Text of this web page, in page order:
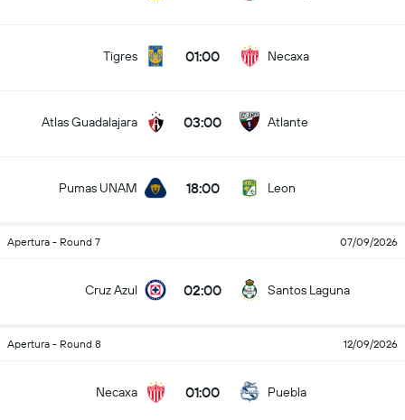
Tigres 01:00 Necaxa
Atlas Guadalajara 03:00 Atlante
Pumas UNAM 18:00 Leon
Apertura - Round 7 07/09/2026
Cruz Azul 02:00 Santos Laguna
Apertura - Round 8 12/09/2026
Necaxa 01:00 Puebla